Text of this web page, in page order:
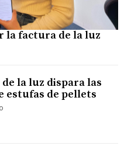
la factura de la luz
la luz dispara las
estufas de pellets